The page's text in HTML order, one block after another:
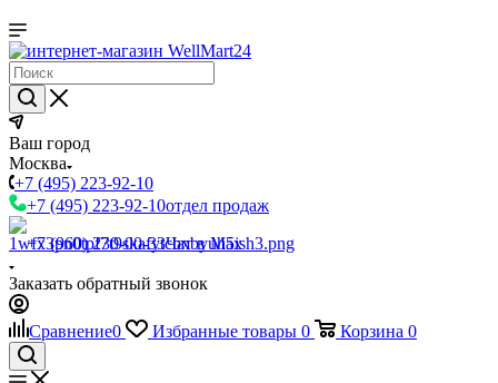
Ваш город
Москва
+7 (495) 223-92-10
+7 (495) 223-92-10отдел продаж
+7 (960) 230-00-33Чат в Max
Заказать обратный звонок
Сравнение0 Избранные товары 0 Корзина 0